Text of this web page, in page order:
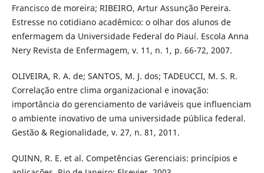
Francisco de moreira; RIBEIRO, Artur Assunção Pereira.
Estresse no cotidiano acadêmico: o olhar dos alunos de
enfermagem da Universidade Federal do Piauí. Escola Anna
Nery Revista de Enfermagem, v. 11, n. 1, p. 66-72, 2007.
OLIVEIRA, R. A. de; SANTOS, M. J. dos; TADEUCCI, M. S. R.
Correlação entre clima organizacional e inovação:
importância do gerenciamento de variáveis que influenciam
o ambiente inovativo de uma universidade pública federal.
Gestão & Regionalidade, v. 27, n. 81, 2011.
QUINN, R. E. et al. Competências Gerenciais: princípios e